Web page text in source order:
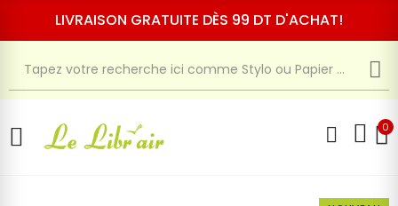
LIVRAISON GRATUITE DÈS 99 DT D'ACHAT!
0